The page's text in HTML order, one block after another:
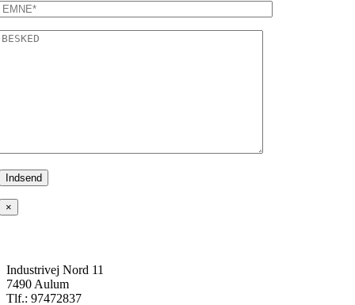
×
Industrivej Nord 11
7490 Aulum
Tlf.: 97472837